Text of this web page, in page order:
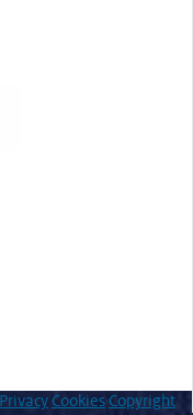
Privacy Cookies Copyright